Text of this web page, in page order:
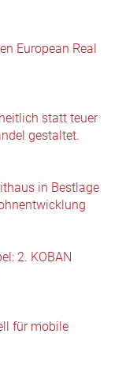
European Real
statt teuer
gestaltet.
in Bestlage
2. KOBAN
für mobile